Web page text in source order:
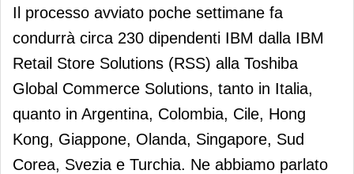
Il processo avviato poche settimane fa
condurrà circa 230 dipendenti IBM dalla IBM
Retail Store Solutions (RSS) alla Toshiba
Global Commerce Solutions, tanto in Italia,
quanto in Argentina, Colombia, Cile, Hong
Kong, Giappone, Olanda, Singapore, Sud
Corea, Svezia e Turchia. Ne abbiamo parlato